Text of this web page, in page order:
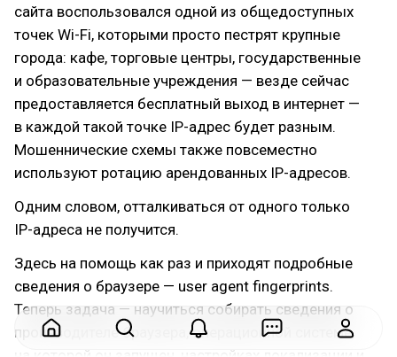
сайта воспользовался одной из общедоступных
точек Wi-Fi, которыми просто пестрят крупные
города: кафе, торговые центры, государственные
и образовательные учреждения — везде сейчас
предоставляется бесплатный выход в интернет —
в каждой такой точке IP-адрес будет разным.
Мошеннические схемы также повсеместно
используют ротацию арендованных IP-адресов.
Одним словом, отталкиваться от одного только
IP-адреса не получится.
Здесь на помощь как раз и приходят подробные
сведения о браузере — user agent fingerprints.
Теперь задача — научиться собирать сведения о
производителе браузера, операционной системе,